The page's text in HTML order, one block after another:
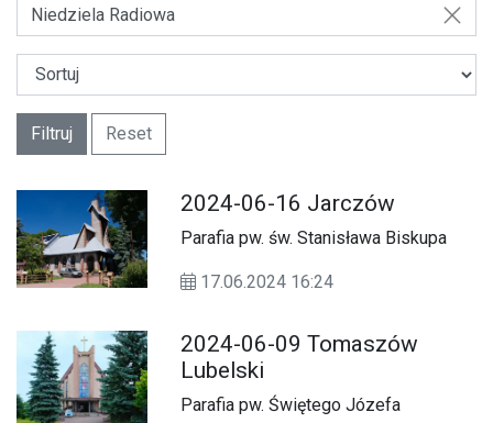
Niedziela Radiowa
Filtruj Reset
2024-06-16 Jarczów
Parafia pw. św. Stanisława Biskupa
17.06.2024 16:24
2024-06-09 Tomaszów
Lubelski
Parafia pw. Świętego Józefa